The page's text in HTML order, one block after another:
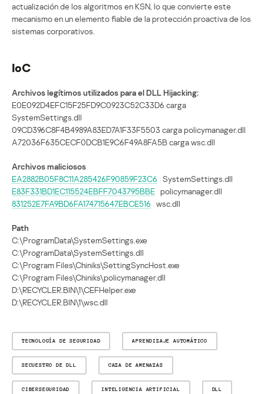
actualización de los algoritmos en KSN, lo que convierte este
mecanismo en un elemento fiable de la protección proactiva de los
sistemas corporativos.
IoC
Archivos legítimos utilizados para el DLL Hijacking:
E0E092D4EFC15F25FD9C0923C52C33D6 carga
SystemSettings.dll
09CD396C8F4B4989A83ED7A1F33F5503 carga policymanager.dll
A72036F635CECF0DCB1E9C6F49A8FA5B carga wsc.dll
Archivos maliciosos
EA2882B05F8C11A285426F90859F23C6 SystemSettings.dll
E83F331BD1EC115524EBFF7043795BBE policymanager.dll
831252E7FA9BD6FA174715647EBCE516 wsc.dll
Path
C:\ProgramData\SystemSettings.exe
C:\ProgramData\SystemSettings.dll
C:\Program Files\Chiniks\SettingSyncHost.exe
C:\Program Files\Chiniks\policymanager.dll
D:\RECYCLER.BIN\1\CEFHelper.exe
D:\RECYCLER.BIN\1\wsc.dll
TECNOLOGÍA DE SEGURIDAD APRENDIZAJE AUTOMÁTICO
SECUESTRO DE DLL CAZA DE AMENAZAS
CIBERSEGURIDAD INTELIGENCIA ARTIFICIAL DLL